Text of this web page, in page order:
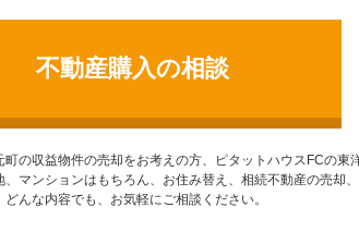
不動産購入の相談
町の収益物件の売却をお考えの方、ピタットハウスFCの東
、マンションはもちろん、お住み替え、相続不動産の売却
んな内容でも、お気軽にご相談ください。